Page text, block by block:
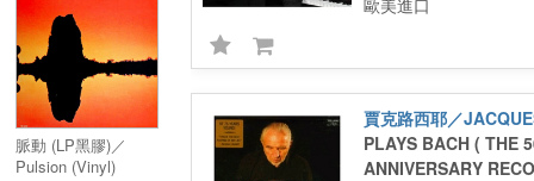
脈動 (LP黑膠)／
Pulsion (Vinyl)
歐美進口
賈克路西耶／
PLAYS BACH ( THE
ANNIVERSARY